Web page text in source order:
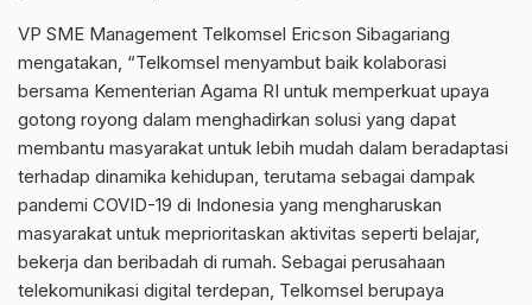
VP SME Management Telkomsel Ericson Sibagariang
mengatakan, “Telkomsel menyambut baik kolaborasi
bersama Kementerian Agama RI untuk memperkuat upaya
gotong royong dalam menghadirkan solusi yang dapat
membantu masyarakat untuk lebih mudah dalam beradaptasi
terhadap dinamika kehidupan, terutama sebagai dampak
pandemi COVID-19 di Indonesia yang mengharuskan
masyarakat untuk meprioritaskan aktivitas seperti belajar,
bekerja dan beribadah di rumah. Sebagai perusahaan
telekomunikasi digital terdepan, Telkomsel berupaya